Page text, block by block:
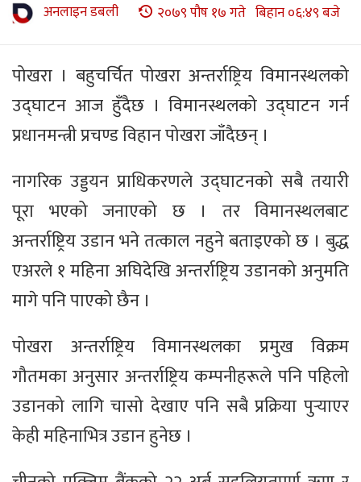
अनलाइन डबली २०७९ पौष १७ गते बिहान ०६:४९ बजे
पोखरा । बहुचर्चित पोखरा अन्तर्राष्ट्रिय विमानस्थलको
उद्घाटन आज हुँदैछ । विमानस्थलको उद्घाटन गर्न
प्रधानमन्त्री प्रचण्ड विहान पोखरा जाँदैछन् ।
नागरिक उड्डयन प्राधिकरणले उद्घाटनको सबै तयारी
पूरा भएको जनाएको छ । तर विमानस्थलबाट
अन्तर्राष्ट्रिय उडान भने तत्काल नहुने बताइएको छ । बुद्ध
एअरले १ महिना अघिदेखि अन्तर्राष्ट्रिय उडानको अनुमति
मागे पनि पाएको छैन ।
पोखरा अन्तर्राष्ट्रिय विमानस्थलका प्रमुख विक्रम
गौतमका अनुसार अन्तर्राष्ट्रिय कम्पनीहरूले पनि पहिलो
उडानको लागि चासो देखाए पनि सबै प्रक्रिया पुर्‍याएर
केही महिनाभित्र उडान हुनेछ ।